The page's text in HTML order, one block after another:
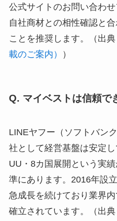
公式サイトのお問い合わせ
自社商材との相性確認と
ことを推奨します。（出典
載のご案内）
）
Q. マイベストは信頼で
LINEヤフー（ソフトバン
社として経営基盤は安定
UU・8カ国展開という実
準にあります。2016年設
急成長を続けており業界
確立されています。（出典